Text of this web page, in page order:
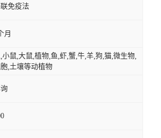
免疫法
月
小鼠,大鼠,植物,鱼,虾,蟹,牛,羊,狗,猫,微生物,
,土壤等动植物